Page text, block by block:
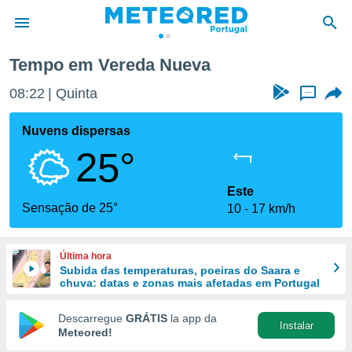
da
foi
fornecidas
a este
das
e
forma
digital
Tempo em Vereda Nueva
08:22 Quinta ...
Nuvens dispersas
25°
Sensação de 25°
Este
10
17 km/h
Última hora
Subida das temperaturas, poeiras do Saara e
chuva: datas e zonas mais afetadas em Portugal
Descarregue GRÁTIS la app da
Meteored!
Instalar